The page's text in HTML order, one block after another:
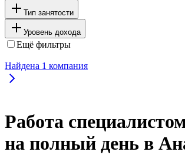
Тип занятости
Уровень дохода
Ещё фильтры
Найдена 1 компания
Работа
на полный день в